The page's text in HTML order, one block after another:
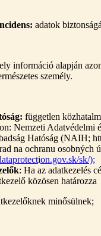
adatok
információ alapján
személy.
független
Nemzeti Adatvédelmi
Hatóság (NAIH;
na ochranu osobných
ion.gov.sk/sk/);
: Ha az adatkezelés
közösen határozza
minősülnek;